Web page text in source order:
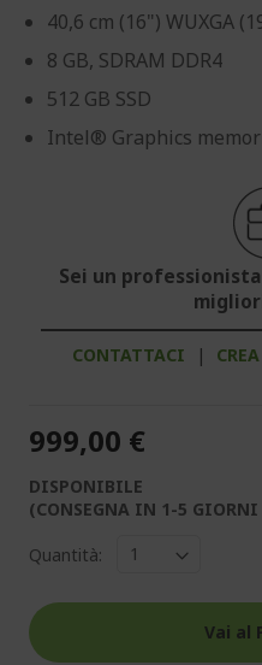
40,6 cm (16") WUXGA
8 GB, SDRAM DDR4
512 GB SSD
Intel® Graphics
Sei un
CONTATTACI |
999,00 €
DISPONIBILE
(CONSEGNA IN 1-5
Quantità:
Vai al